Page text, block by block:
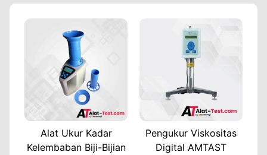
Alat Ukur Kadar
Kelembaban Biji-Bijian
Pengukur Viskositas
Digital AMTAST